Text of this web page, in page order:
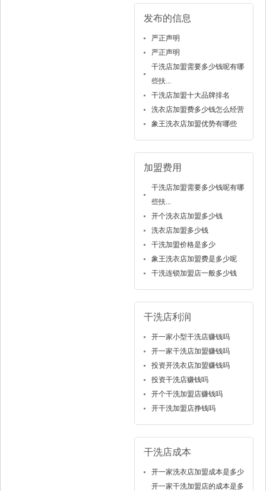
发布的信息
严正声明
严正声明
干洗店加盟需要多少钱呢有哪
些扶...
干洗店加盟十大品牌排名
洗衣店加盟费多少钱怎么经营
象王洗衣店加盟优势有哪些
加盟费用
干洗店加盟需要多少钱呢有哪
些扶...
开个洗衣店加盟多少钱
洗衣店加盟多少钱
干洗加盟价格是多少
象王洗衣店加盟费是多少呢
干洗连锁加盟店一般多少钱
干洗店利润
开一家小型干洗店赚钱吗
开一家干洗店加盟赚钱吗
投资开洗衣店加盟赚钱吗
投资干洗店赚钱吗
开个干洗加盟店赚钱吗
开干洗加盟店挣钱吗
干洗店成本
开一家洗衣店加盟成本是多少
开一家干洗加盟店的成本是多